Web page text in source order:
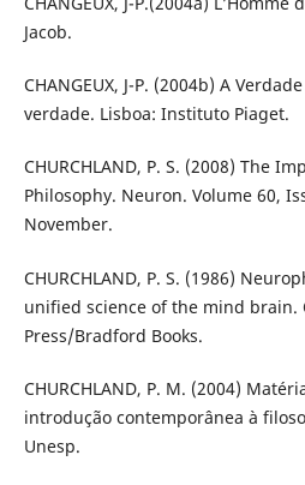
Jacob.
CHANGEUX, J-P. (2004b) A
verdade. Lisboa: Instituto Piaget.
CHURCHLAND, P. S. (2008) The
Philosophy. Neuron. Volume 60,
November.
CHURCHLAND, P. S. (1986)
unified science of the mind brain.
Press/Bradford Books.
CHURCHLAND, P. M. (2004)
introdução contemporânea à
Unesp.